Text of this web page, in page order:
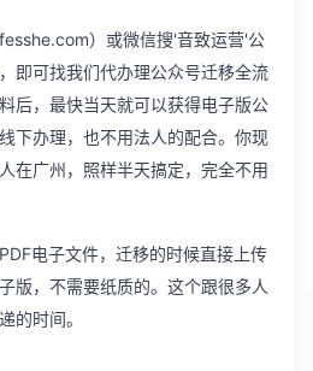
）或微信搜'音致运营'公
即可找我们代办理公众号迁移全流
后，最快当天就可以获得电子版公
下办理，也不用法人的配合。你现
在广州，照样半天搞定，完全不用
电子文件，迁移的时候直接上传
版，不需要纸质的。这个跟很多人
的时间。